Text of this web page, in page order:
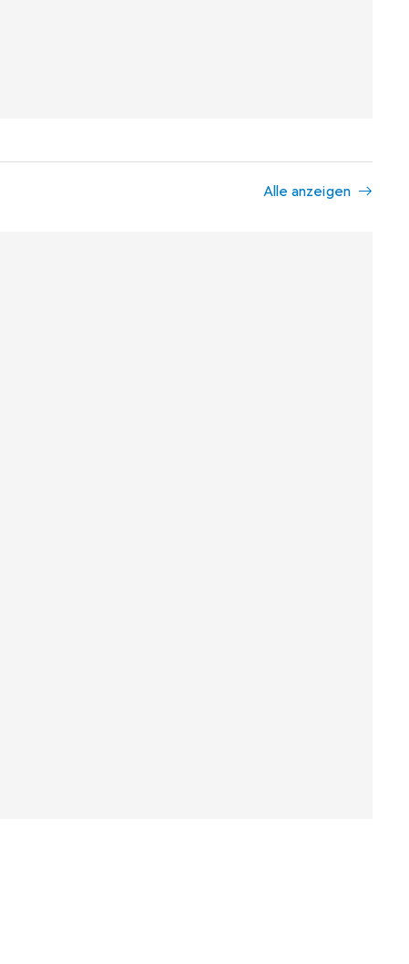
Alle anzeigen